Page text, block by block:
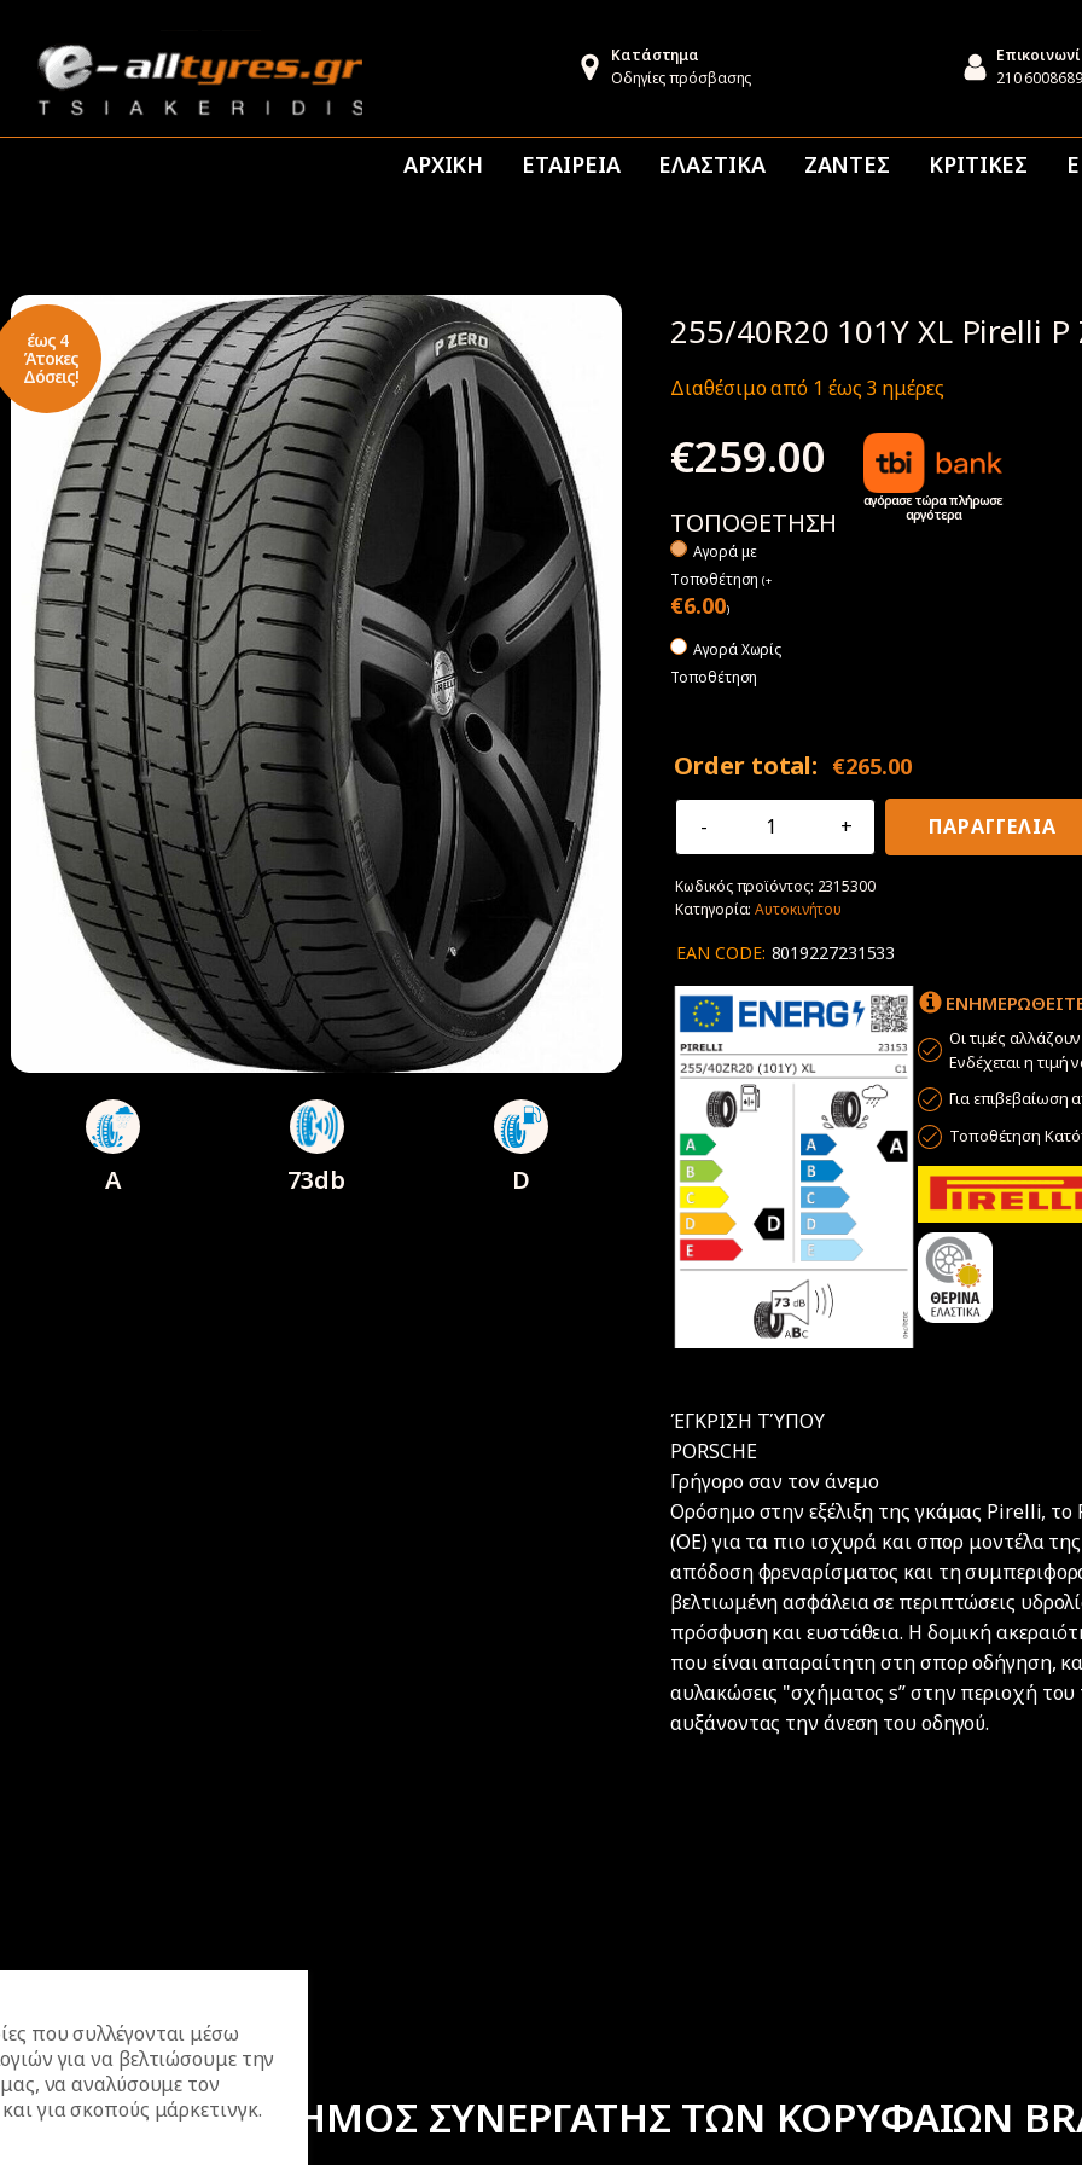
Κατάστημα
Οδηγίες πρόσβασης
210 6008689
ΑΡΧΙΚΗ ΕΤΑΙΡΕΙΑ ΕΛΑΣΤΙΚΑ ΖΑΝΤΕΣ ΚΡΙΤΙΚΕΣ
έως 4
Άτοκες
Δόσεις!
A 73db D
255/40R20 101Y XL Pirelli P
Διαθέσιμο από 1 έως 3 ημέρες
€259.00
αγόρασε τώρα πλήρωσε
αργότερα
ΤΟΠΟΘΕΤΗΣΗ
Αγορά με
Tοποθέτηση(+
€6.00)
Αγορά Χωρίς
Τοποθέτηση
Order total: €265.00
255/40R20
Pirelli
P
N1
ποσότητα
ΠΑΡΑΓΓΕΛΙΑ
Κωδικός προϊόντος: 2315300
Κατηγορία:Αυτοκινήτου
EAN CODE: 8019227231533
Οι τιμές
Ενδέχεται η τιμή
Για επιβεβαίωση
Τοποθέτηση
ΈΓΚΡΙΣΗ ΤΎΠΟΥ
PORSCHE
Γρήγορο σαν τον άνεμο
​Ορόσημο στην εξέλιξη της γκάμας Pirelli, το
(ΟΕ) για τα πιο ισχυρά και σπορ μοντέλα
απόδοση φρεναρίσματος και τη
βελτιωμένη ασφάλεια σε περιπτώσεις
πρόσφυση και ευστάθεια. Η δομική
που είναι απαραίτητη στη σπορ οδήγηση,
αυλακώσεις "σχήματος s” στην περιοχή
αυξάνοντας την άνεση του οδηγού.​
ΕΠΙΣΗΜΟΣ ΣΥΝΕΡΓΑΤΗΣ ΤΩΝ ΚΟΡΥΦΑΙΩΝ
που συλλέγονται μέσω
για να βελτιώσουμε την
να αναλύσουμε τον
για σκοπούς μάρκετινγκ.